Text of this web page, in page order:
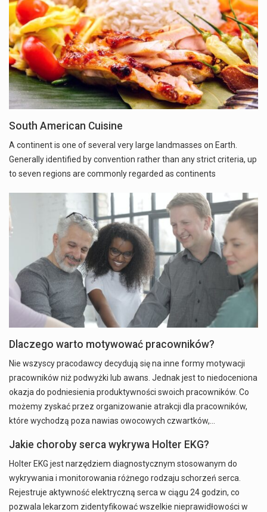
South American Cuisine
A continent is one of several very large landmasses on Earth.
Generally identified by convention rather than any strict criteria, up
to seven regions are commonly regarded as continents
Dlaczego warto motywować pracowników?
Nie wszyscy pracodawcy decydują się na inne formy motywacji
pracowników niż podwyżki lub awans. Jednak jest to niedoceniona
okazja do podniesienia produktywności swoich pracowników. Co
możemy zyskać przez organizowanie atrakcji dla pracowników,
które wychodzą poza nawias owocowych czwartków,…
Jakie choroby serca wykrywa Holter EKG?
Holter EKG jest narzędziem diagnostycznym stosowanym do
wykrywania i monitorowania różnego rodzaju schorzeń serca.
Rejestruje aktywność elektryczną serca w ciągu 24 godzin, co
pozwala lekarzom zidentyfikować wszelkie nieprawidłowości w